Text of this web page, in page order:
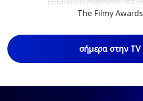
The Filmy Awards
σήμερα στην TV